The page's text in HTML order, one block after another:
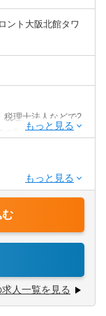
ント大阪北館タワ
理士法人などで2
勤務は経験にカ
円
円
円
人の要望に応じ
業承継などの業
む
人一覧を見る